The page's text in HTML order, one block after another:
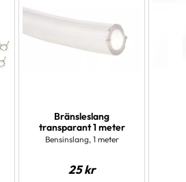
Bränsleslang
transparant 1 meter
Bensinslang, 1 meter
25kr